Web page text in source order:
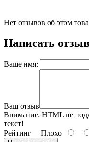
Нет отзывов об этом
Написать отзыв
Ваше имя:
Ваш отзыв
Внимание: HTML не
текст!
Рейтинг Плохо